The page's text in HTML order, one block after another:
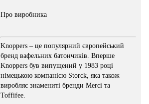
Про виробника
Knoppers – це популярний європейський
бренд вафельних батончиків. Вперше
Knoppers був випущений у 1983 році
німецькою компанією Storck, яка також
виробляє знамениті бренди Merci та
Toffifee.